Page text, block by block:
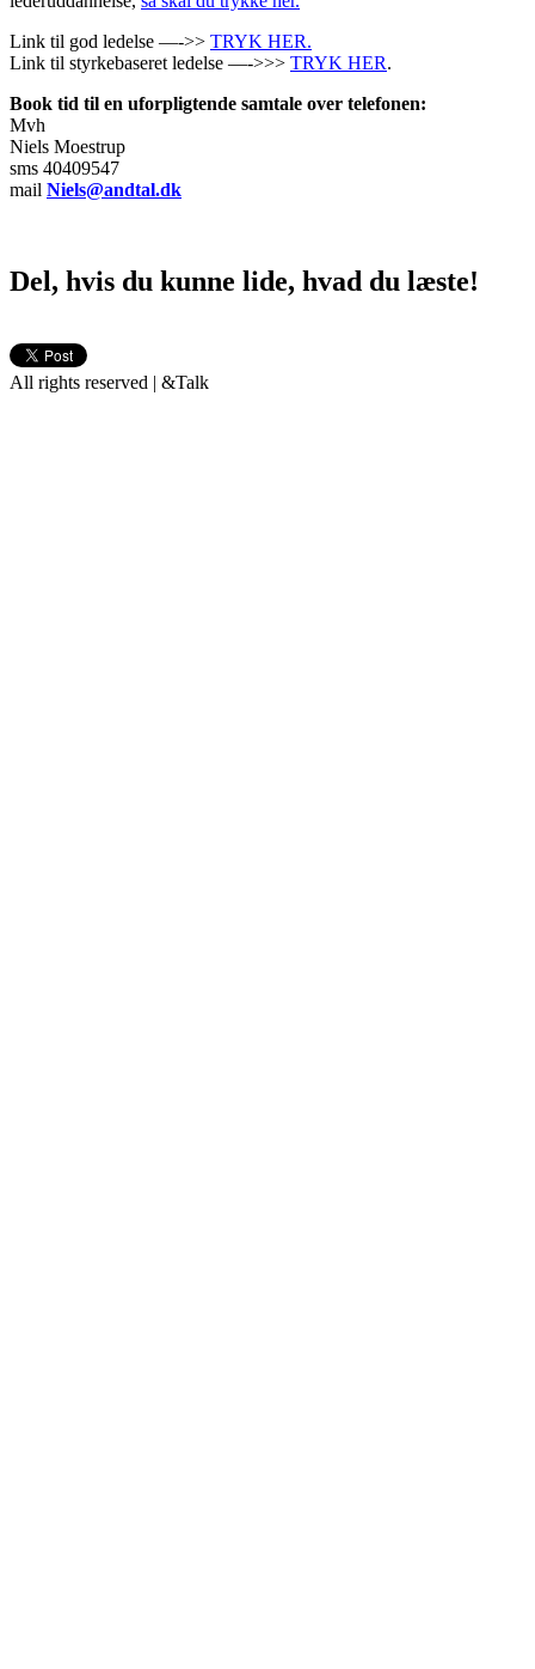
Link til god ledelse —->> TRYK HER.
Link til styrkebaseret ledelse —->>> TRYK HER.
Book tid til en uforpligtende samtale over telefonen:
Mvh
Niels Moestrup
sms 40409547
mail Niels@andtal.dk
Del, hvis du kunne lide, hvad du læste!
All rights reserved | &Talk